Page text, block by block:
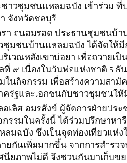
าวชุมชนแหลมฉบัง เข้าร่วม ที่
จังหวัดชลบุรี
มรอด ประธานชุมชนบ้านแ
ชุมชนบ้านแหลมฉบัง ได้จัดให้มี
เวณหลังเขาบ่อยา เพื่อถวายเ
ที่ ๙ เนื่องในวันพ่อแห่งชาติ 5 ธั
มในกิจกรรม เพื่อสร้างความสา
ครัฐและเอกชนกับชาวชุมชนใ
อมรสังข์ ผู้จัดการฝ่ายประช
กรรมในครั้งนี้ ได้ร่วมปรึกษาห
มฉบัง ซึ่งเป็นจุดท่องเที่ยวแห่ง
ายกันเพิ่มมากขึ้น จากการสำรว
ยภาพไม่ดี จึงชวนกันมาเก็บข